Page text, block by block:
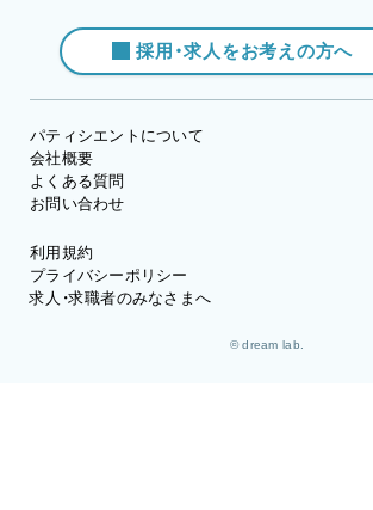
採用・求人をお考えの方へ
パティシエントについて
会社概要
よくある質問
お問い合わせ
利用規約
プライバシーポリシー
求人・求職者のみなさまへ
© dream lab.